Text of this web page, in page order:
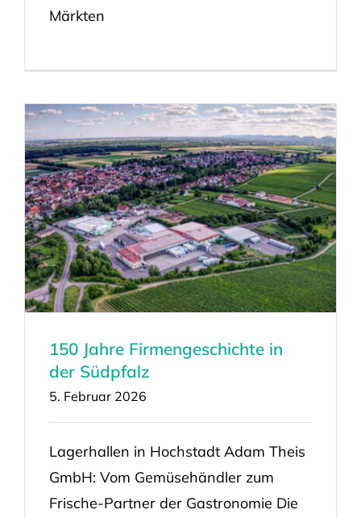
Märkten
150 Jahre Firmengeschichte in
der Südpfalz
5. Februar 2026
Lagerhallen in Hochstadt Adam Theis
GmbH: Vom Gemüsehändler zum
Frische-Partner der Gastronomie Die